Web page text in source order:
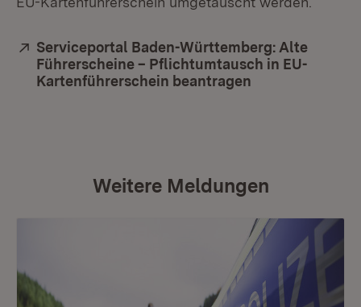
Extern:
Serviceportal Baden-Württemberg: Alte
Führerscheine – Pflichtumtausch in EU-
Kartenführerschein beantragen
Weitere Meldungen